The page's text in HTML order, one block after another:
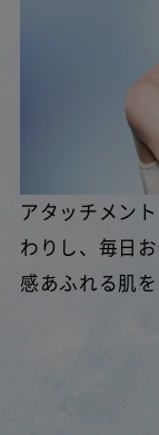
アタッチメン
わりし、毎日
感あふれる肌